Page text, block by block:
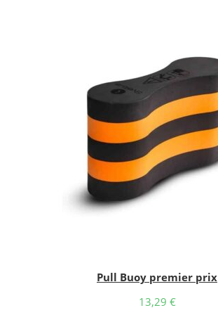
Pull Buoy premier prix
13,29 €